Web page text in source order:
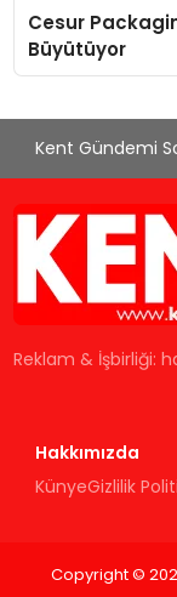
Cesur
Büyütüyor
Kent Gündemi
Reklam & İşbirliği:
Hakkımızda
KünyeGizlilik
Copyright ©